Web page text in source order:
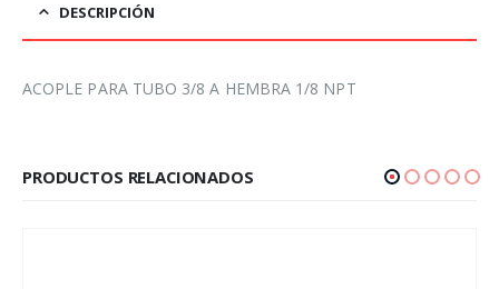
DESCRIPCIÓN
ACOPLE PARA TUBO 3/8 A HEMBRA 1/8 NPT
PRODUCTOS RELACIONADOS